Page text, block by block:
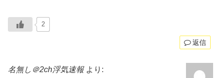
2
返信
名無し＠2ch浮気速報 より: